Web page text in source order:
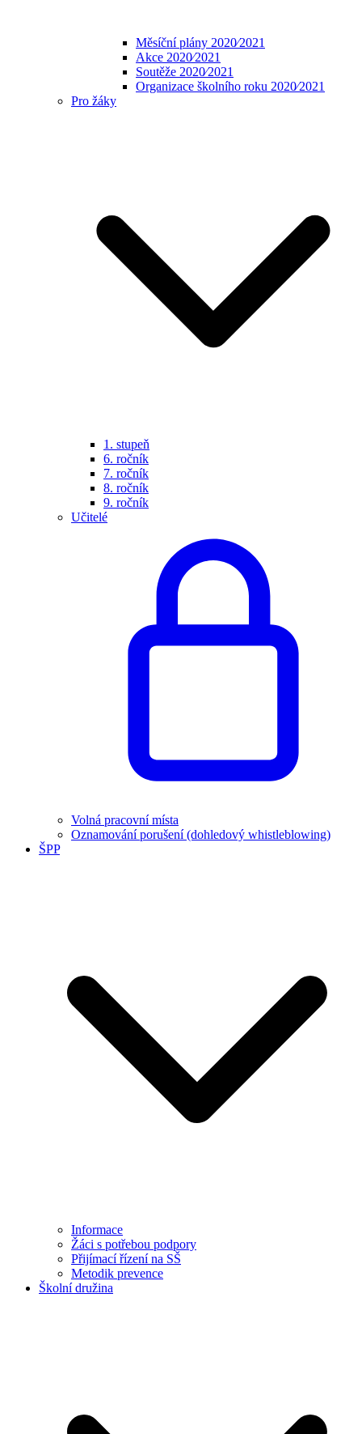
Měsíční plány 2020⁄2021
Akce 2020⁄2021
Soutěže 2020⁄2021
Organizace školního roku 2020⁄2021
Pro žáky
1. stupeň
6. ročník
7. ročník
8. ročník
9. ročník
Učitelé
Volná pracovní místa
Oznamování porušení (dohledový whistleblowing)
ŠPP
Informace
Žáci s potřebou podpory
Přijímací řízení na SŠ
Metodik prevence
Školní družina